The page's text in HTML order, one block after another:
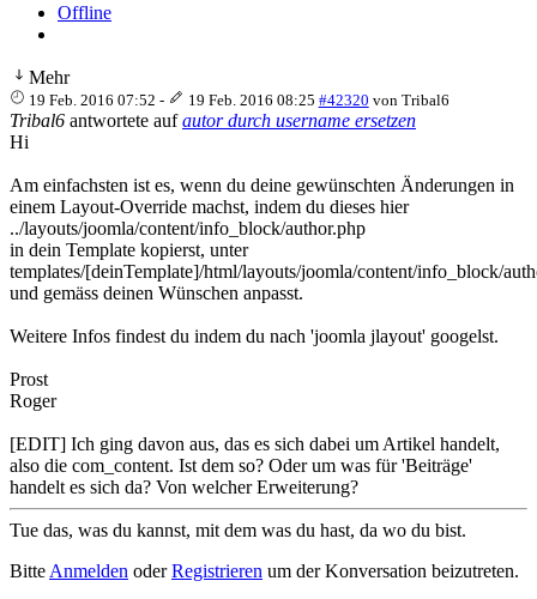
Offline
Mehr
19 Feb. 2016 07:52 - 19 Feb. 2016 08:25 #42320 von Tribal6
Tribal6 antwortete aufautor durch username ersetzen
Hi
Am einfachsten ist es, wenn du deine gewünschten Änderungen in
einem Layout-Override machst, indem du dieses hier
../layouts/joomla/content/info_block/author.php
in dein Template kopierst, unter
templates/[deinTemplate]/html/layouts/joomla/content/info_block/
und gemäss deinen Wünschen anpasst.
Weitere Infos findest du indem du nach 'joomla jlayout' googelst.
Prost
Roger
[EDIT] Ich ging davon aus, das es sich dabei um Artikel handelt,
also die com_content. Ist dem so? Oder um was für 'Beiträge'
handelt es sich da? Von welcher Erweiterung?
Tue das, was du kannst, mit dem was du hast, da wo du bist.
Bitte Anmelden oderRegistrieren um der Konversation beizutreten.